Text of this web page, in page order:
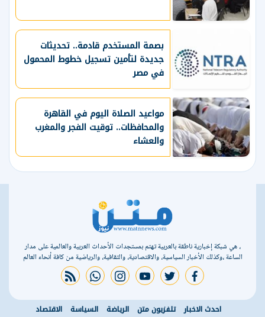
بصمة المستخدم قادمة.. تحديثات
جديدة لتأمين تسجيل خطوط المحمول
في مصر
مواعيد الصلاة اليوم في القاهرة
والمحافظات.. توقيت الفجر والمغرب
والعشاء
، هي شبكة إخبارية ناطقة بالعربية تهتم بمستجدات الأحداث العربية والعالمية على مدار
الساعة ،وكذلك الأخبار السياسية، والاقتصادية، والثقافية، والرياضية من كافة أنحاء العالم
facebook
twitter
youtube
instagram
whatsapp
rss feed
احدث الاخبار تلفزيون متن الرياضة السياسة
الاقتصاد